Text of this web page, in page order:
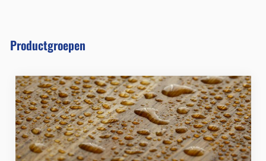
Productgroepen